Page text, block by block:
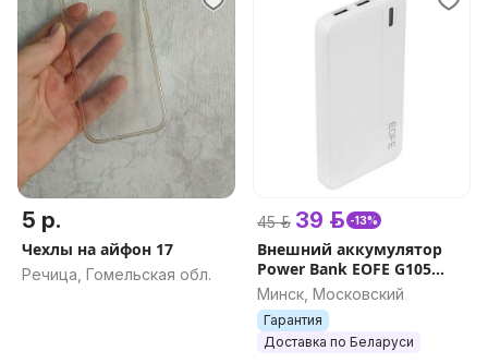
5 р.
Чехлы на айфон 17
Речица, Гомельская обл.
45 р. 39 р. -13%
Внешний аккумулятор
Power Bank EOFE G105
10000mAh (белый)
Минск, Московский
Гарантия
Доставка по Беларуси